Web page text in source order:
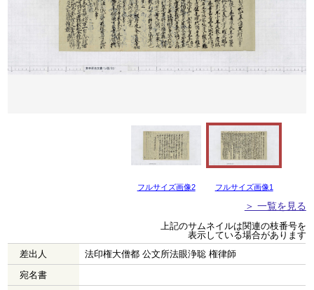
フルサイズ画像2 フルサイズ画像1
＞ 一覧を見る
上記のサムネイルは関連の枝番号を
表示している場合があります
差出人
法印権大僧都 公文所法眼浄聡 権律師
宛名書